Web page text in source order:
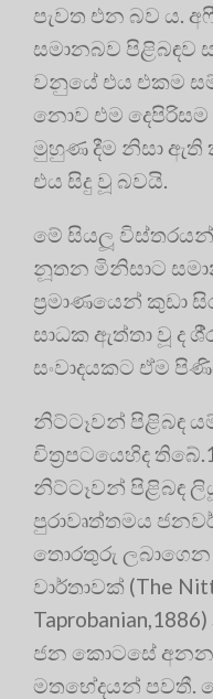
පැවත එන බව ය.
සමානබව පිළිබඳව
වනුයේ එය එකම
නොව එම
මුහුණ දීම නිසා
එය සිදු වූ බවයි.
මේ සියලූ
නූතන මිනිසාට
ප‍්‍රමාණයෙන් කුඩා
සාධක ඇත්තා වූ ද
සංවාදයකට ඒම
නිට්ටෑවන් පිළිබඳ
චිත‍්‍රපටයෙහිද
නිට්ටෑවන් පිළිබඳ
පුරාවෘත්තමය
තොරතුරු ලබාගෙන
වාර්තාවක් (The
ජන කොටසේ
මතභේදයන් පවතී.